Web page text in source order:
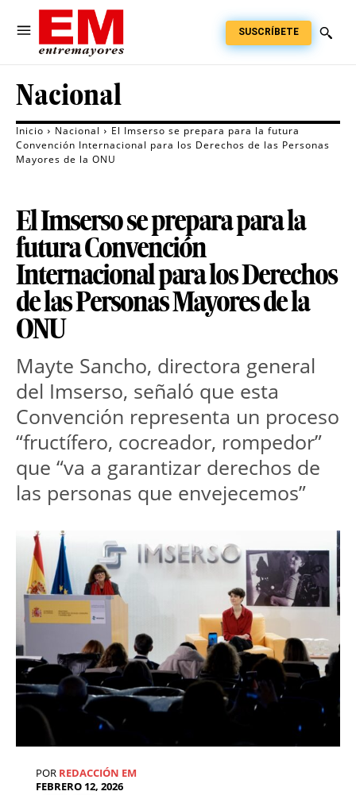
SUSCRÍBETE
Nacional
Inicio Nacional
El Imserso se prepara para la futura
Convención Internacional para los Derechos de las Personas
Mayores de la ONU
El Imserso se prepara para la
futura Convención
Internacional para los Derechos
de las Personas Mayores de la
ONU
Mayte Sancho, directora general
del Imserso, señaló que esta
Convención representa un proceso
“fructífero, cocreador, rompedor”
que “va a garantizar derechos de
las personas que envejecemos”
POR REDACCIÓN EM
FEBRERO 12, 2026